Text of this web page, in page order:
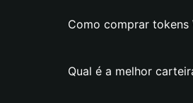
Como comprar tokens
Qual é a melhor